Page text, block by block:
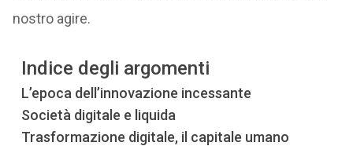
nostro agire.
Indice degli argomenti
L’epoca dell’innovazione incessante
Società digitale e liquida
Trasformazione digitale, il capitale umano